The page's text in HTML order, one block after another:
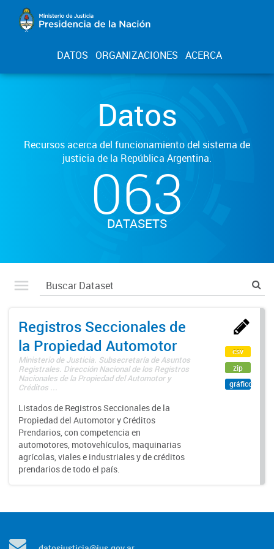
DATOS ORGANIZACIONES ACERCA
Datos
Recursos acerca del funcionamiento del sistema de
justicia de la República Argentina.
063
DATASETS
Registros Seccionales de
la Propiedad Automotor
Ministerio de Justicia. Subsecretaría de Asuntos
Registrales. Dirección Nacional de los Registros
Nacionales de la Propiedad del Automotor y
Créditos ...
Listados de Registros Seccionales de la
Propiedad del Automotor y Créditos
Prendarios, con competencia en
automotores, motovehículos, maquinarias
agrícolas, viales e industriales y de créditos
prendarios de todo el país.
csv
zip
gráfico